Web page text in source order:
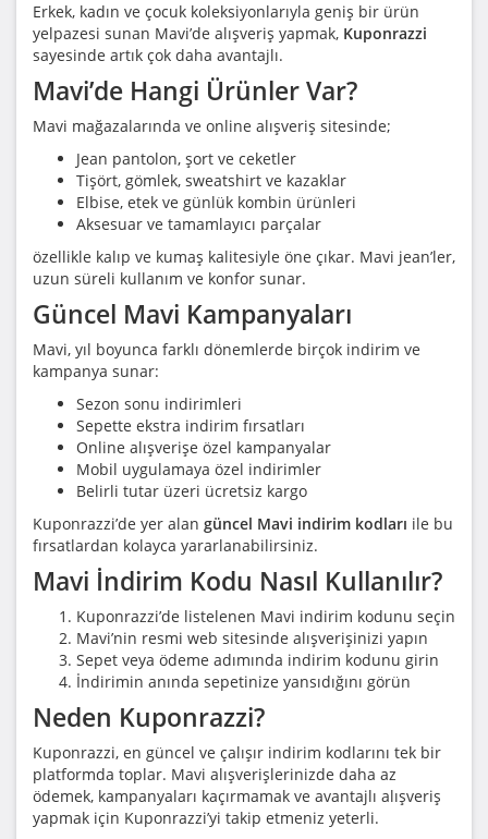
Erkek, kadın ve çocuk koleksiyonlarıyla geniş bir ürün
yelpazesi sunan Mavi’de alışveriş yapmak, Kuponrazzi
sayesinde artık çok daha avantajlı.
Mavi’de Hangi Ürünler Var?
Mavi mağazalarında ve online alışveriş sitesinde;
Jean pantolon, şort ve ceketler
Tişört, gömlek, sweatshirt ve kazaklar
Elbise, etek ve günlük kombin ürünleri
Aksesuar ve tamamlayıcı parçalar
özellikle kalıp ve kumaş kalitesiyle öne çıkar. Mavi jean’ler,
uzun süreli kullanım ve konfor sunar.
Güncel Mavi Kampanyaları
Mavi, yıl boyunca farklı dönemlerde birçok indirim ve
kampanya sunar:
Sezon sonu indirimleri
Sepette ekstra indirim fırsatları
Online alışverişe özel kampanyalar
Mobil uygulamaya özel indirimler
Belirli tutar üzeri ücretsiz kargo
Kuponrazzi’de yer alan güncel Mavi indirim kodları ile bu
fırsatlardan kolayca yararlanabilirsiniz.
Mavi İndirim Kodu Nasıl Kullanılır?
Kuponrazzi’de listelenen Mavi indirim kodunu seçin
Mavi’nin resmi web sitesinde alışverişinizi yapın
Sepet veya ödeme adımında indirim kodunu girin
İndirimin anında sepetinize yansıdığını görün
Neden Kuponrazzi?
Kuponrazzi, en güncel ve çalışır indirim kodlarını tek bir
platformda toplar. Mavi alışverişlerinizde daha az
ödemek, kampanyaları kaçırmamak ve avantajlı alışveriş
yapmak için Kuponrazzi’yi takip etmeniz yeterli.